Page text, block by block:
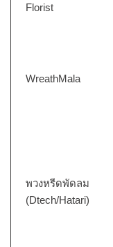
Florist
WreathMala
พวงหรีดพัดลม
(Dtech/Hatari)